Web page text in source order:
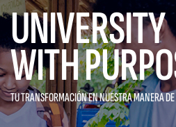
UNIVERSITY
WITH
TU TRANSFORMACIÓN EN NUESTRAMANERA